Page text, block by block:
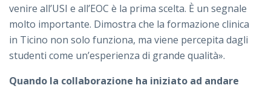
venire all’USI e all’EOC è la prima scelta. È un segnale
molto importante. Dimostra che la formazione clinica
in Ticino non solo funziona, ma viene percepita dagli
studenti come un’esperienza di grande qualità».
Quando la collaborazione ha iniziato ad andare